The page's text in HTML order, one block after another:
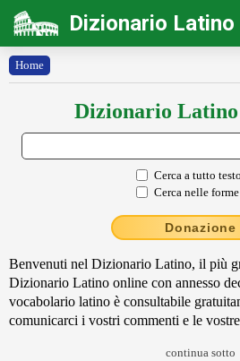
Dizionario Latino
Home
Dizionario
Cerca a tutto testo
Cerca nelle
Donazione
Benvenuti nel Dizionario Latino, il più
Dizionario Latino online con annesso
vocabolario latino è consultabile
comunicarci i vostri commenti e le
continua sotto